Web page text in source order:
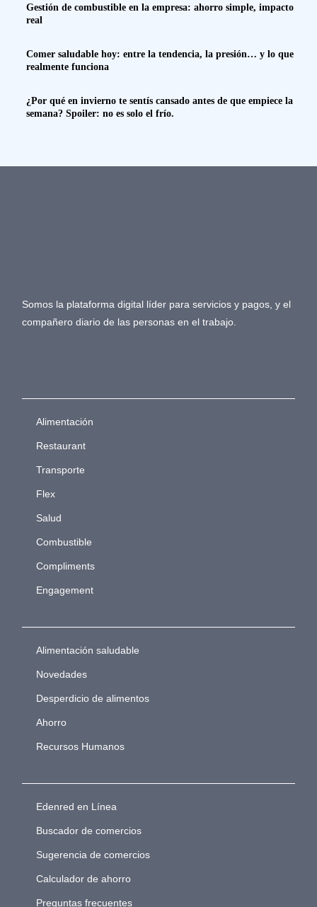
Gestión de combustible en la empresa: ahorro simple, impacto
real
Comer saludable hoy: entre la tendencia, la presión… y lo que
realmente funciona
¿Por qué en invierno te sentís cansado antes de que empiece la
semana? Spoiler: no es solo el frío.
Somos la plataforma digital líder para servicios y pagos, y el
compañero diario de las personas en el trabajo.
Alimentación
Restaurant
Transporte
Flex
Salud
Combustible
Compliments
Engagement
Alimentación saludable
Novedades
Desperdicio de alimentos
Ahorro
Recursos Humanos
Edenred en Línea
Buscador de comercios
Sugerencia de comercios
Calculador de ahorro
Preguntas frecuentes